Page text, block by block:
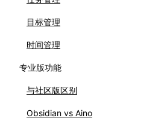
目标管理
时间管理
专业版功能
与社区版区别
Obsidian vs Aino